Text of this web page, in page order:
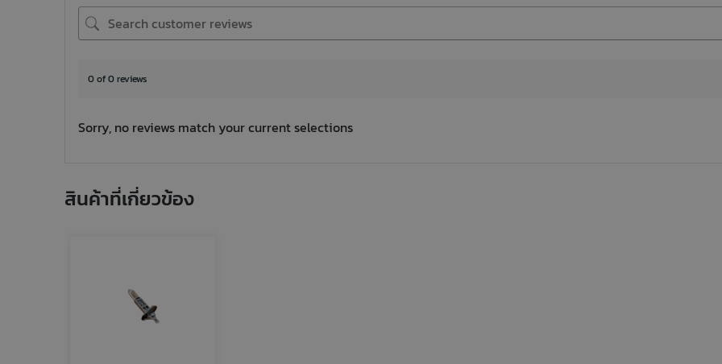
0 of 0 reviews
Sorry, no reviews match your current selections
สินค้าที่เกี่ยวข้อง